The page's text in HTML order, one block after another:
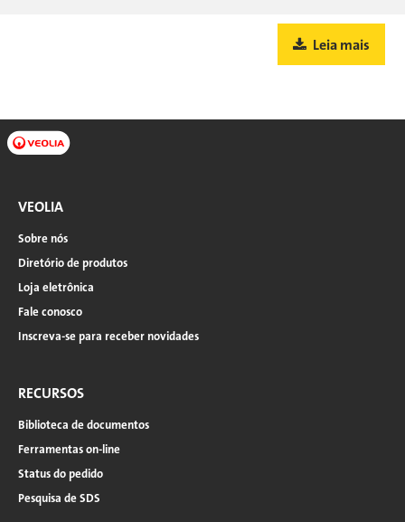
Leia mais
VEOLIA
Sobre nós
Diretório de produtos
Loja eletrônica
Fale conosco
Inscreva-se para receber novidades
RECURSOS
Biblioteca de documentos
Ferramentas on-line
Status do pedido
Pesquisa de SDS